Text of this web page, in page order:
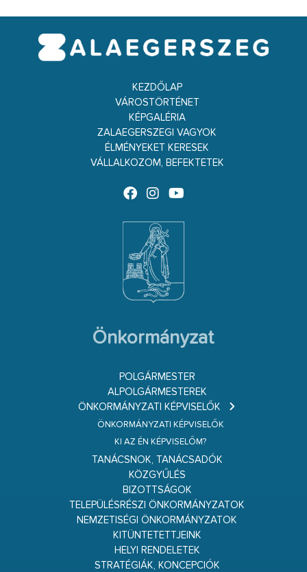
KEZDŐLAP
VÁROSTÖRTÉNET
KÉPGALÉRIA
ZALAEGERSZEGI VAGYOK
ÉLMÉNYEKET KERESEK
VÁLLALKOZOM, BEFEKTETEK
Önkormányzat
POLGÁRMESTER
ALPOLGÁRMESTEREK
ÖNKORMÁNYZATI KÉPVISELŐK
ÖNKORMÁNYZATI KÉPVISELŐK
KI AZ ÉN KÉPVISELŐM?
TANÁCSNOK, TANÁCSADÓK
KÖZGYŰLÉS
BIZOTTSÁGOK
TELEPÜLÉSRÉSZI ÖNKORMÁNYZATOK
NEMZETISÉGI ÖNKORMÁNYZATOK
KITÜNTETETTJEINK
HELYI RENDELETEK
STRATÉGIÁK, KONCEPCIÓK